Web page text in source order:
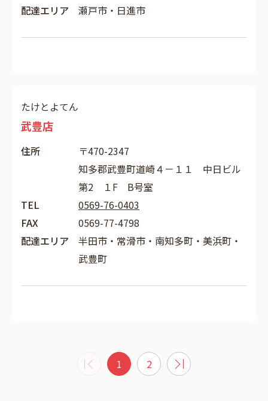
配達エリア
瀬戸市・日進市
たけとよてん
武豊店
住所
〒470-2347
知多郡武豊町道崎４－１１ 中日ビル
第2 １F B号室
TEL
0569-76-0403
FAX
0569-77-4798
配達エリア
半田市・常滑市・南知多町・美浜町・
武豊町
1 2